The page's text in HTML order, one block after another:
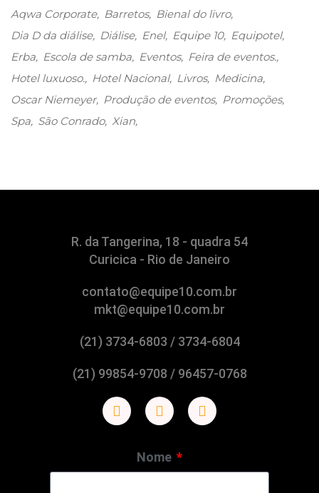
Aqwa Corporate Barretos
Bienal do livro
Dia D da diálise
Diálise Enel Equipe 10
Equipotel
Erba
Escola de samba Eventos
Feira de eventos.
Hotel luxuoso.
Hotel Nacional Livros
Medicina
Oscar Niemeyer
Produção de eventos
Promoções
Spa São Conrado Xian
R. da Tangerina, 18 - quadra 54
Curicica - Rio de Janeiro
contato@equipe10.com.br
mkt@equipe10.com.br
(21) 3734-6803 / 3734-6804
(21) 99854-9708 / 96457-0768
Nome